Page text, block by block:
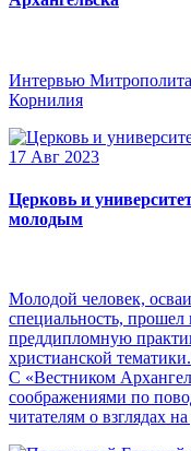
Интервью
Корнилия
17 Авг 2023
Церковь и
молодым
Молодой человек,
специальность, прошел
преддипломную
христианской тематики.
С «Вестником
соображениями по
читателям о взглядах